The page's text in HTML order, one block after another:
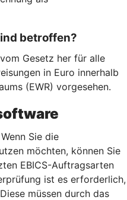
betroffen?
Gesetz her für alle
in Euro innerhalb
(EWR) vorgesehen.
Sie die
möchten, können Sie
EBICS-Auftragsarten
ist es erforderlich,
müssen durch das